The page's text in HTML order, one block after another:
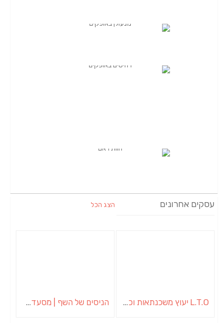
עסקים אחרונים הצג הכל
L.T.O יעוץ משכנתאות וכלכלת משפחה | יועץ משכנתאות באשכול הניסים של השף | מסעדת שף בבית | ארוחות גורמה